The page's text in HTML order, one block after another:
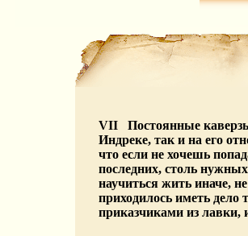
VII Постоянные каверзы
Индреке, так и на его
что если не хочешь
последних, столь
научиться жить иначе,
приходилось иметь дело
приказчиками из